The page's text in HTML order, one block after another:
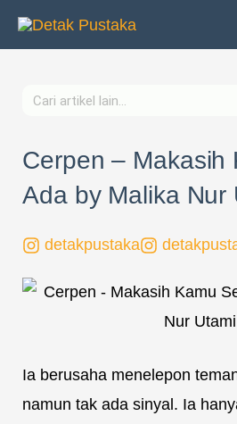
Lewati
Search
Cerpen – Makasih
Ada by Malika Nur
detakpustaka
Ia berusaha menelepon
namun tak ada sinyal. Ia
Page
,
Page
,Page
,Page
,
Page